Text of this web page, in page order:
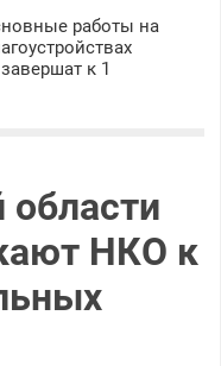
ЦПКиО
летчиков
работы на
к 1
области
НКО к